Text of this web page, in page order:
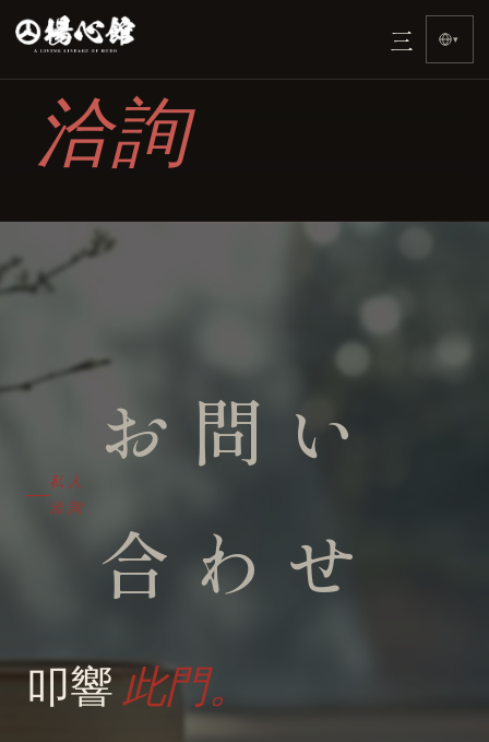
三 ▾
首頁
›
Otome-ryū
洽詢
問
私人
洽詢
お問い
合わせ
叩響此門。